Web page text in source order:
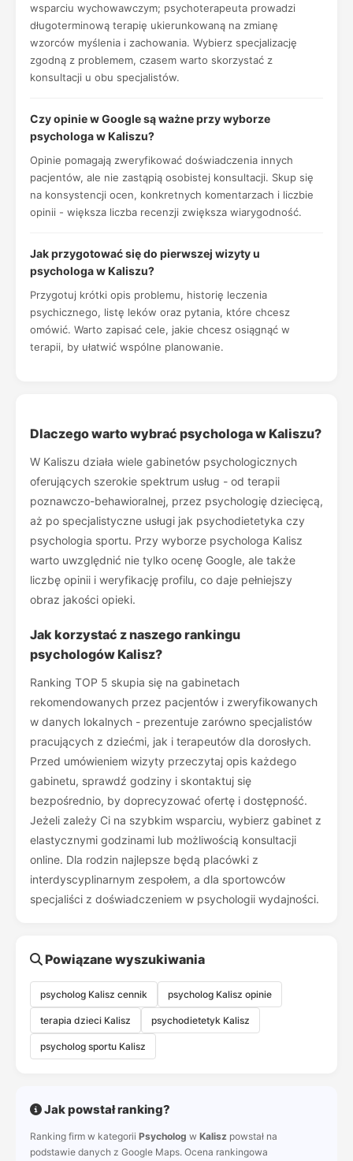
wsparciu wychowawczym; psychoterapeuta prowadzi
długoterminową terapię ukierunkowaną na zmianę
wzorców myślenia i zachowania. Wybierz specjalizację
zgodną z problemem, czasem warto skorzystać z
konsultacji u obu specjalistów.
Czy opinie w Google są ważne przy wyborze
psychologa w Kaliszu?
Opinie pomagają zweryfikować doświadczenia innych
pacjentów, ale nie zastąpią osobistej konsultacji. Skup się
na konsystencji ocen, konkretnych komentarzach i liczbie
opinii - większa liczba recenzji zwiększa wiarygodność.
Jak przygotować się do pierwszej wizyty u
psychologa w Kaliszu?
Przygotuj krótki opis problemu, historię leczenia
psychicznego, listę leków oraz pytania, które chcesz
omówić. Warto zapisać cele, jakie chcesz osiągnąć w
terapii, by ułatwić wspólne planowanie.
Dlaczego warto wybrać psychologa w Kaliszu?
W Kaliszu działa wiele gabinetów psychologicznych
oferujących szerokie spektrum usług - od terapii
poznawczo-behawioralnej, przez psychologię dziecięcą,
aż po specjalistyczne usługi jak psychodietetyka czy
psychologia sportu. Przy wyborze psychologa Kalisz
warto uwzględnić nie tylko ocenę Google, ale także
liczbę opinii i weryfikację profilu, co daje pełniejszy
obraz jakości opieki.
Jak korzystać z naszego rankingu
psychologów Kalisz?
Ranking TOP 5 skupia się na gabinetach
rekomendowanych przez pacjentów i zweryfikowanych
w danych lokalnych - prezentuje zarówno specjalistów
pracujących z dziećmi, jak i terapeutów dla dorosłych.
Przed umówieniem wizyty przeczytaj opis każdego
gabinetu, sprawdź godziny i skontaktuj się
bezpośrednio, by doprecyzować ofertę i dostępność.
Jeżeli zależy Ci na szybkim wsparciu, wybierz gabinet z
elastycznymi godzinami lub możliwością konsultacji
online. Dla rodzin najlepsze będą placówki z
interdyscyplinarnym zespołem, a dla sportowców
specjaliści z doświadczeniem w psychologii wydajności.
Powiązane wyszukiwania
psycholog Kalisz cennik psycholog Kalisz opinie
terapia dzieci Kalisz psychodietetyk Kalisz
psycholog sportu Kalisz
Jak powstał ranking?
Ranking firm w kategorii Psycholog w Kalisz powstał na
podstawie danych z Google Maps. Ocena rankingowa